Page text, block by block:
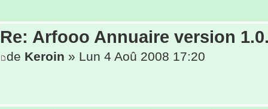
Re: Arfooo Annuaire version
de Keroin » Lun 4 Aoû 2008 17:20